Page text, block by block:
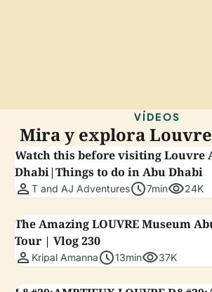
VÍDEOS
Mira y explora
Watch this before visiting Louvre
Dhabi|Things to do in Abu Dhabi
person T and AJ Adventuresschedule7minvisibility24K
The Amazing LOUVRE Museum
Tour | Vlog 230
person Kripal Amannaschedule13minvisibility37K